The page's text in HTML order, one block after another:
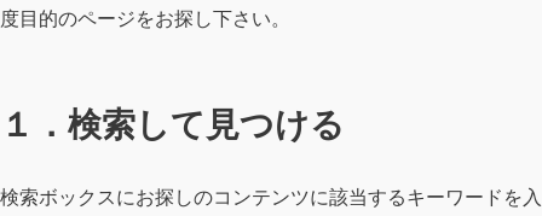
度目的のページをお探し下さい。
１．検索して見つける
検索ボックスにお探しのコンテンツに該当するキーワードを入